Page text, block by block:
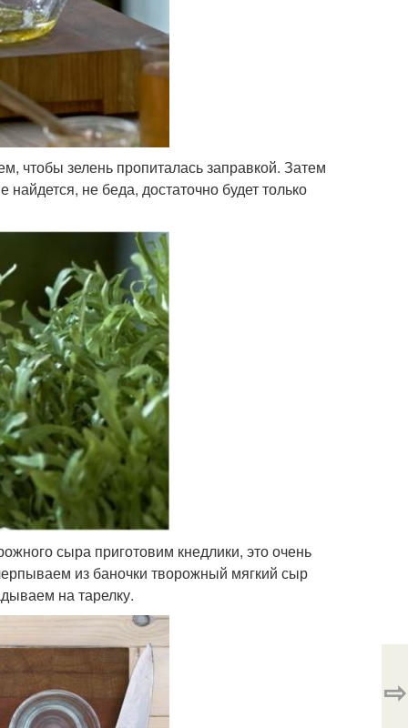
чтобы зелень пропиталась заправкой. Затем
не беда, достаточно будет только
сыра приготовим кнедлики, это очень
из баночки творожный мягкий сыр
на тарелку.
⇨